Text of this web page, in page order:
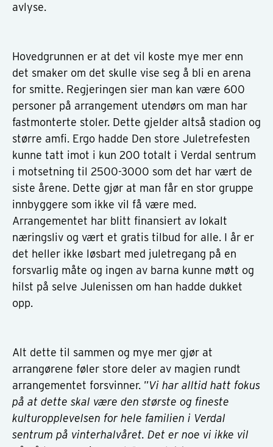
avlyse.
Hovedgrunnen er at det vil koste mye mer enn
det smaker om det skulle vise seg å bli en arena
for smitte. Regjeringen sier man kan være 600
personer på arrangement utendørs om man har
fastmonterte stoler. Dette gjelder altså stadion og
større amfi. Ergo hadde Den store Juletrefesten
kunne tatt imot i kun 200 totalt i Verdal sentrum
i motsetning til 2500-3000 som det har vært de
siste årene. Dette gjør at man får en stor gruppe
innbyggere som ikke vil få være med.
Arrangementet har blitt finansiert av lokalt
næringsliv og vært et gratis tilbud for alle. I år er
det heller ikke løsbart med juletregang på en
forsvarlig måte og ingen av barna kunne møtt og
hilst på selve Julenissen om han hadde dukket
opp.
Alt dette til sammen og mye mer gjør at
arrangørene føler store deler av magien rundt
arrangementet forsvinner. ”Vi har alltid hatt fokus
på at dette skal være den største og fineste
kulturopplevelsen for hele familien i Verdal
sentrum på vinterhalvåret. Det er noe vi ikke vil